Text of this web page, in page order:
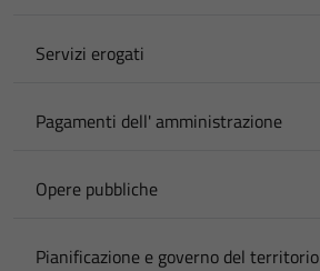
Servizi erogati
Pagamenti dell' amministrazione
Opere pubbliche
Pianificazione e governo del territorio